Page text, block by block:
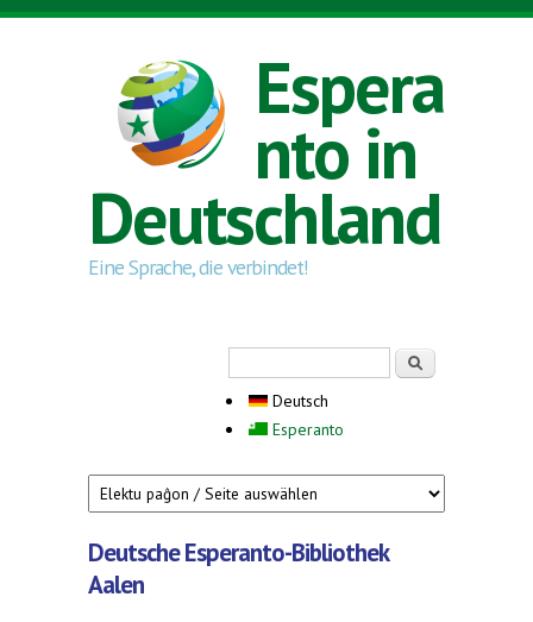
Direkt zum Inhalt
Espera
nto in
Deutschland
Eine Sprache, die verbindet!
Deutsch
Esperanto
Deutsche Esperanto-Bibliothek
Aalen